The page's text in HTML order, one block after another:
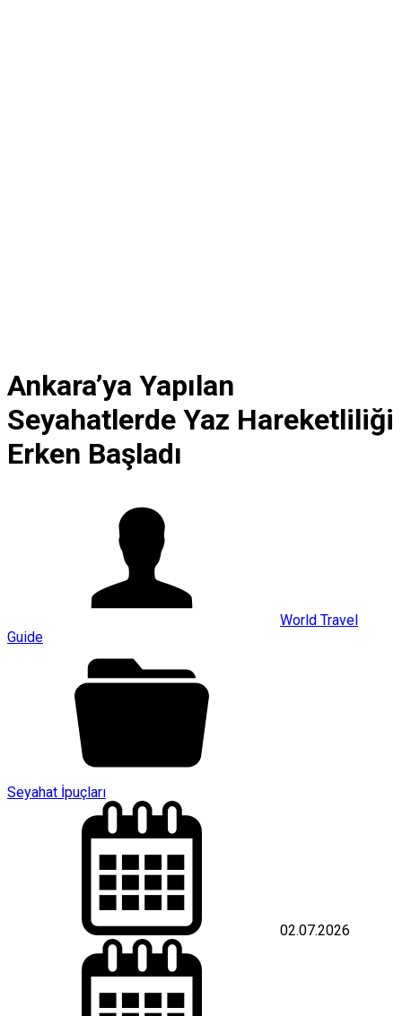
Ankara’ya Yapılan
Seyahatlerde Yaz Hareketliliği
Erken Başladı
World Travel
Guide
Seyahat İpuçları
02.07.2026